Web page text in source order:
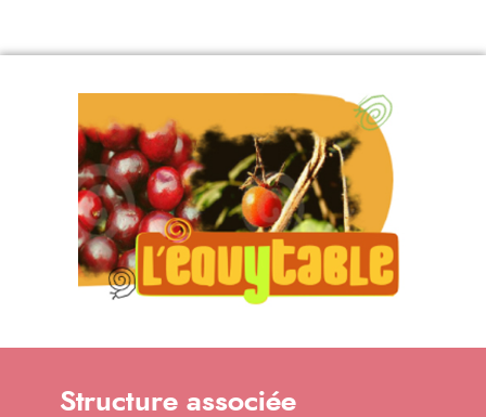
Structure associée